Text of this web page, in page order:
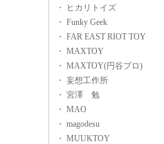
・ ヒカリトイズ
・ Funky Geek
・ FAR EAST RIOT TOY
・ MAXTOY
・ MAXTOY(円谷プロ)
・ 妄想工作所
・ 宮澤 勉
・ MAO
・ magodesu
・ MUUKTOY